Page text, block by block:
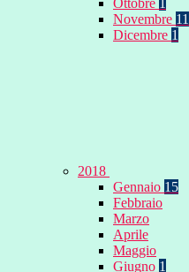
Ottobre 1
Novembre 11
Dicembre 1
2018
Gennaio 15
Febbraio
Marzo
Aprile
Maggio
Giugno 1